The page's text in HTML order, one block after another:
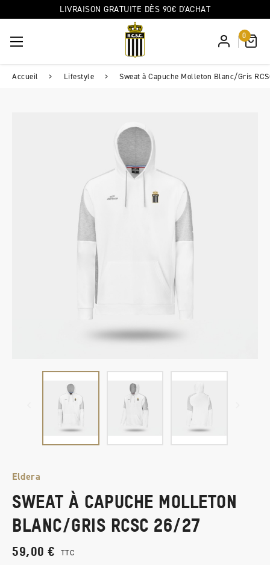
LIVRAISON GRATUITE DÈS 90€ D'ACHAT
0
Accueil Lifestyle Sweat à Capuche Molleton Blanc/Gris
Eldera
SWEAT À CAPUCHE MOLLETON
BLANC/GRIS RCSC 26/27
59,00 € TTC